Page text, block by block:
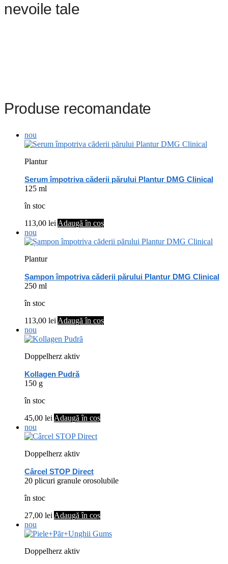
nevoile tale
Produse recomandate
nou
Plantur
Serum împotriva căderii părului Plantur DMG Clinical
125 ml
în stoc
113,00 lei Adaugă în coș
nou
Plantur
Șampon împotriva căderii părului Plantur DMG Clinical
250 ml
în stoc
113,00 lei Adaugă în coș
nou
Doppelherz aktiv
Kollagen Pudră
150 g
în stoc
45,00 lei Adaugă în coș
nou
Doppelherz aktiv
Cârcel STOP Direct
20 plicuri granule orosolubile
în stoc
27,00 lei Adaugă în coș
nou
Doppelherz aktiv